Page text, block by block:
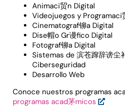
Animaci贸n Digital
Videojuegos y Programaci
Cinematograf铆a Digital
Dise帽o Gr谩fico Digital
Fotograf铆a Digital
Sistemas de 滨苍蹿辞谤尘
Ciberseguridad
Desarrollo Web
Conoce nuestros programas
programas acad茅micos